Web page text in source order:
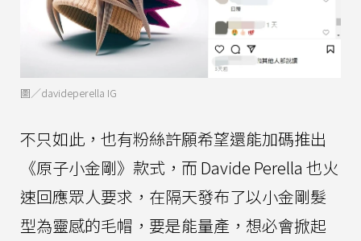
圖／davideperella IG
不只如此，也有粉絲許願希望還能加碼推出
《原子小金剛》款式，而 Davide Perella 也火
速回應眾人要求，在隔天發布了以小金剛髮
型為靈感的毛帽，要是能量產，想必會掀起